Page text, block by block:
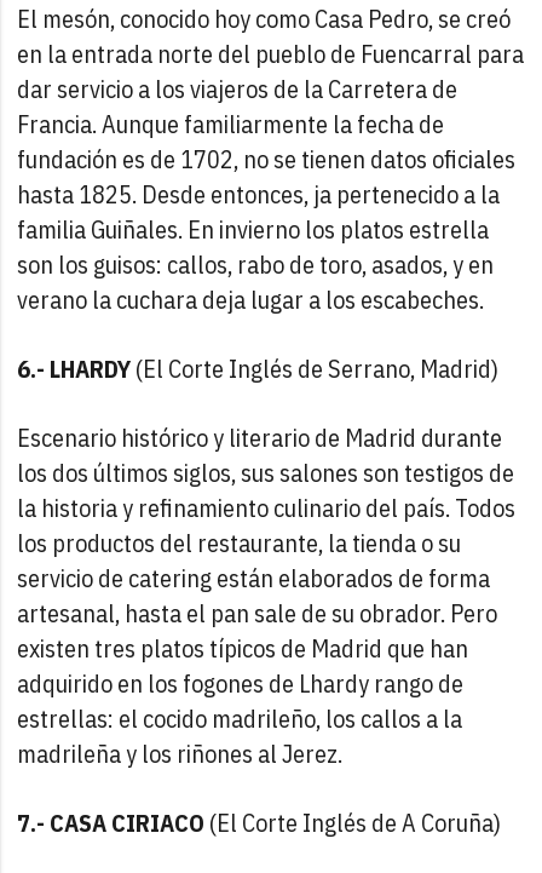
El mesón, conocido hoy como Casa Pedro, se creó
en la entrada norte del pueblo de Fuencarral para
dar servicio a los viajeros de la Carretera de
Francia. Aunque familiarmente la fecha de
fundación es de 1702, no se tienen datos oficiales
hasta 1825. Desde entonces, ja pertenecido a la
familia Guiñales. En invierno los platos estrella
son los guisos: callos, rabo de toro, asados, y en
verano la cuchara deja lugar a los escabeches.
6.- LHARDY(El Corte Inglés de Serrano, Madrid)
Escenario histórico y literario de Madrid durante
los dos últimos siglos, sus salones son testigos de
la historia y refinamiento culinario del país. Todos
los productos del restaurante, la tienda o su
servicio de catering están elaborados de forma
artesanal, hasta el pan sale de su obrador. Pero
existen tres platos típicos de Madrid que han
adquirido en los fogones de Lhardy rango de
estrellas: el cocido madrileño, los callos a la
madrileña y los riñones al Jerez.
7.- CASA CIRIACO (El Corte Inglés de A Coruña)